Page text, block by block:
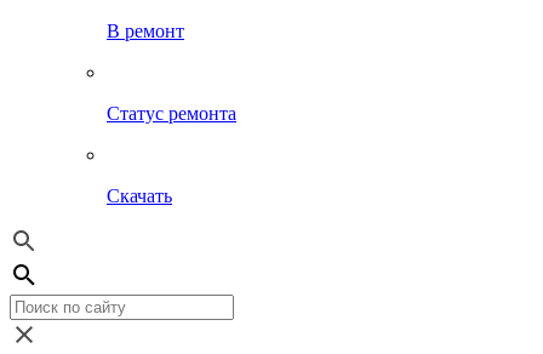
В ремонт
Статус ремонта
Скачать